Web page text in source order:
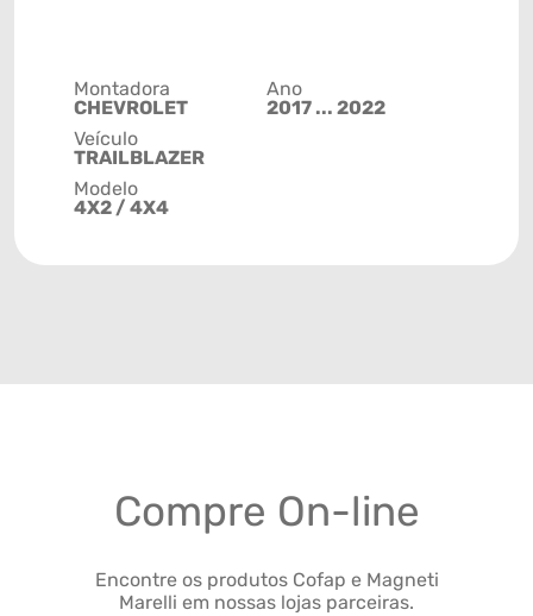
Montadora
CHEVROLET
Veículo
TRAILBLAZER
Modelo
4X2 / 4X4
Ano
2017 ... 2022
Compre On-line
Encontre os produtos Cofap e Magneti
Marelli em nossas lojas parceiras.